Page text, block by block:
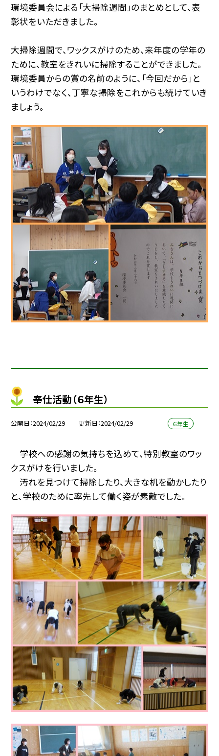
環境委員会による「大掃除週間」のまとめとして、表
彰状をいただきました。
大掃除週間で、ワックスがけのため、来年度の学年の
ために、教室をきれいに掃除することができました。
環境委員からの賞の名前のように、「今回だから」と
いうわけでなく、丁寧な掃除をこれからも続けていき
ましょう。
奉仕活動（６年生）
公開日 2024/02/29 更新日 2024/02/29 ６年生
学校への感謝の気持ちを込めて、特別教室のワッ
クスがけを行いました。
汚れを見つけて掃除したり、大きな机を動かしたり
と、学校のために率先して働く姿が素敵でした。